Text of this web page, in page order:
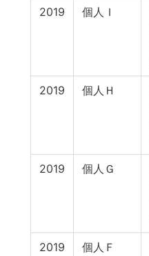
2019 個人Ｉ
2019 個人Ｈ
2019 個人Ｇ
2019 個人Ｆ